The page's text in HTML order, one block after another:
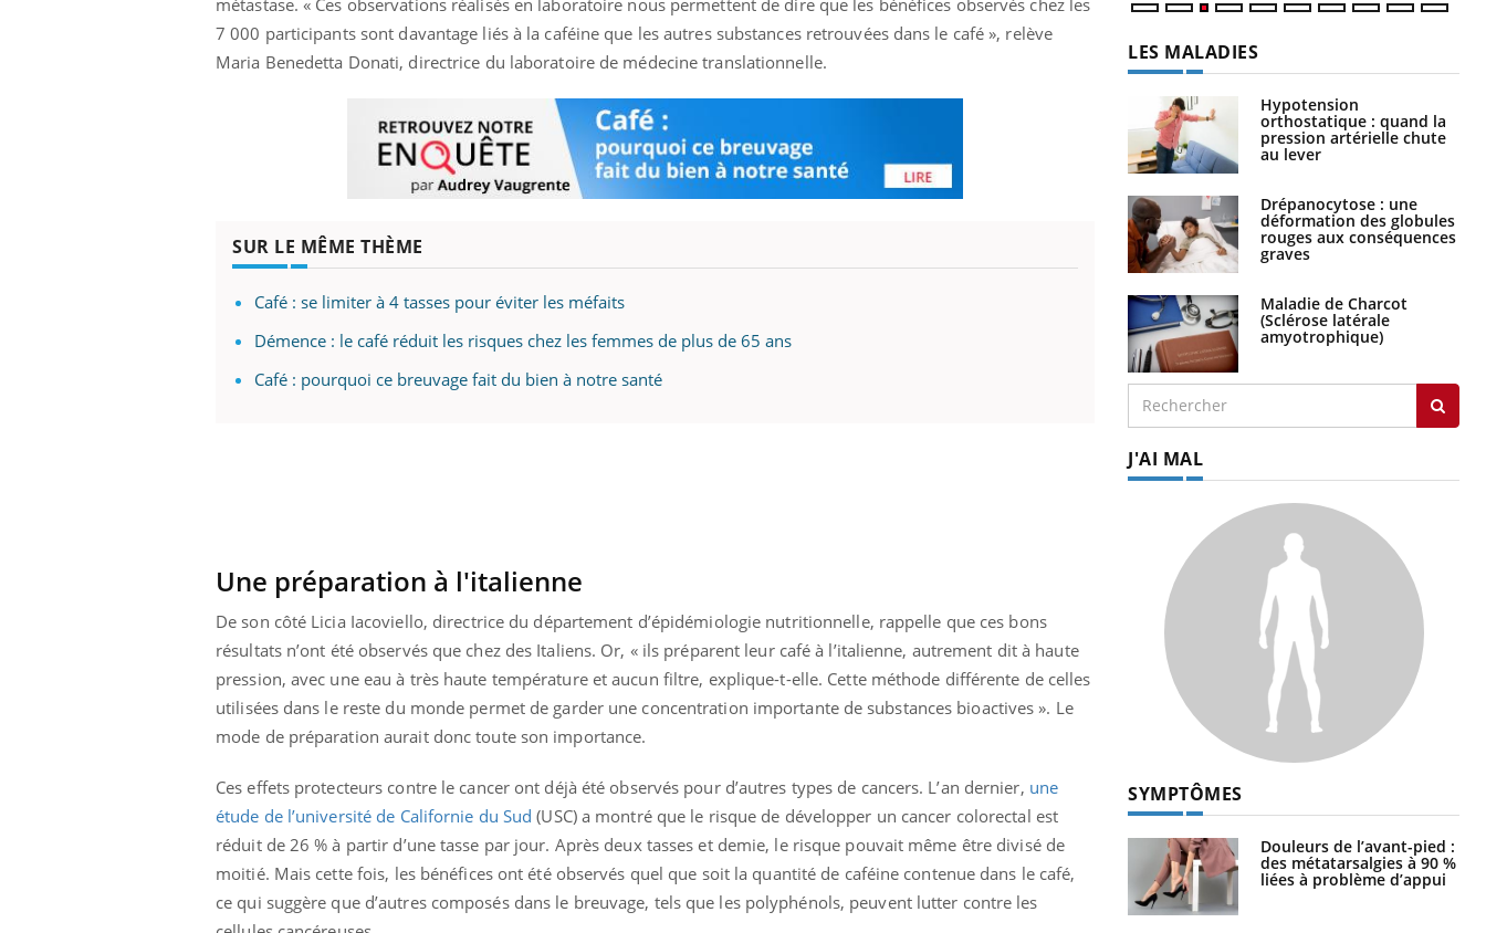
7 000 participants sont davantage liés à la caféine que les autres substances retrouvées dans le café », relève
Maria Benedetta Donati, directrice du laboratoire de médecine translationnelle.
SUR LE MÊME THÈME
Café : se limiter à 4 tasses pour éviter les méfaits
Démence : le café réduit les risques chez les femmes de plus de 65 ans
Café : pourquoi ce breuvage fait du bien à notre santé
Une préparation à l'italienne
De son côté Licia Iacoviello, directrice du département d’épidémiologie nutritionnelle, rappelle que ces bons
résultats n’ont été observés que chez des Italiens. Or, « ils préparent leur café à l’italienne, autrement dit à haute
pression, avec une eau à très haute température et aucun filtre, explique-t-elle. Cette méthode différente de celles
utilisées dans le reste du monde permet de garder une concentration importante de substances bioactives ». Le
mode de préparation aurait donc toute son importance.
Ces effets protecteurs contre le cancer ont déjà été observés pour d’autres types de cancers. L’an dernier, une
étude de l’université de Californie du Sud (USC) a montré que le risque de développer un cancer colorectal est
réduit de 26 % à partir d’une tasse par jour. Après deux tasses et demie, le risque pouvait même être divisé de
moitié. Mais cette fois, les bénéfices ont été observés quel que soit la quantité de caféine contenue dans le café,
ce qui suggère que d’autres composés dans le breuvage, tels que les polyphénols, peuvent lutter contre les
LES MALADIES
Hypotension
orthostatique : quand la
pression artérielle chute
au lever
Drépanocytose : une
déformation des globules
rouges aux conséquences
graves
Maladie de Charcot
(Sclérose latérale
amyotrophique)
J'AI MAL
SYMPTÔMES
Douleurs de l’avant-pied :
des métatarsalgies à 90 %
liées à problème d’appui